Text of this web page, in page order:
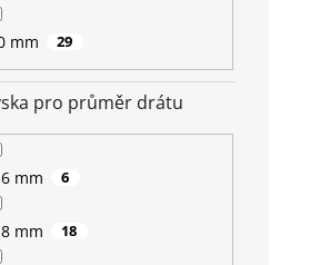
mm 29
pro průměr drátu
mm 6
mm 18